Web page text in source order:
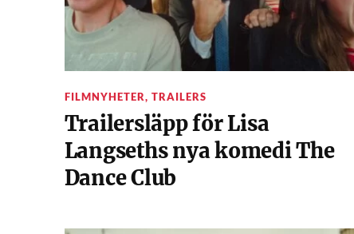
FILMNYHETER, TRAILERS
Trailersläpp för Lisa
Langseths nya komedi The
Dance Club